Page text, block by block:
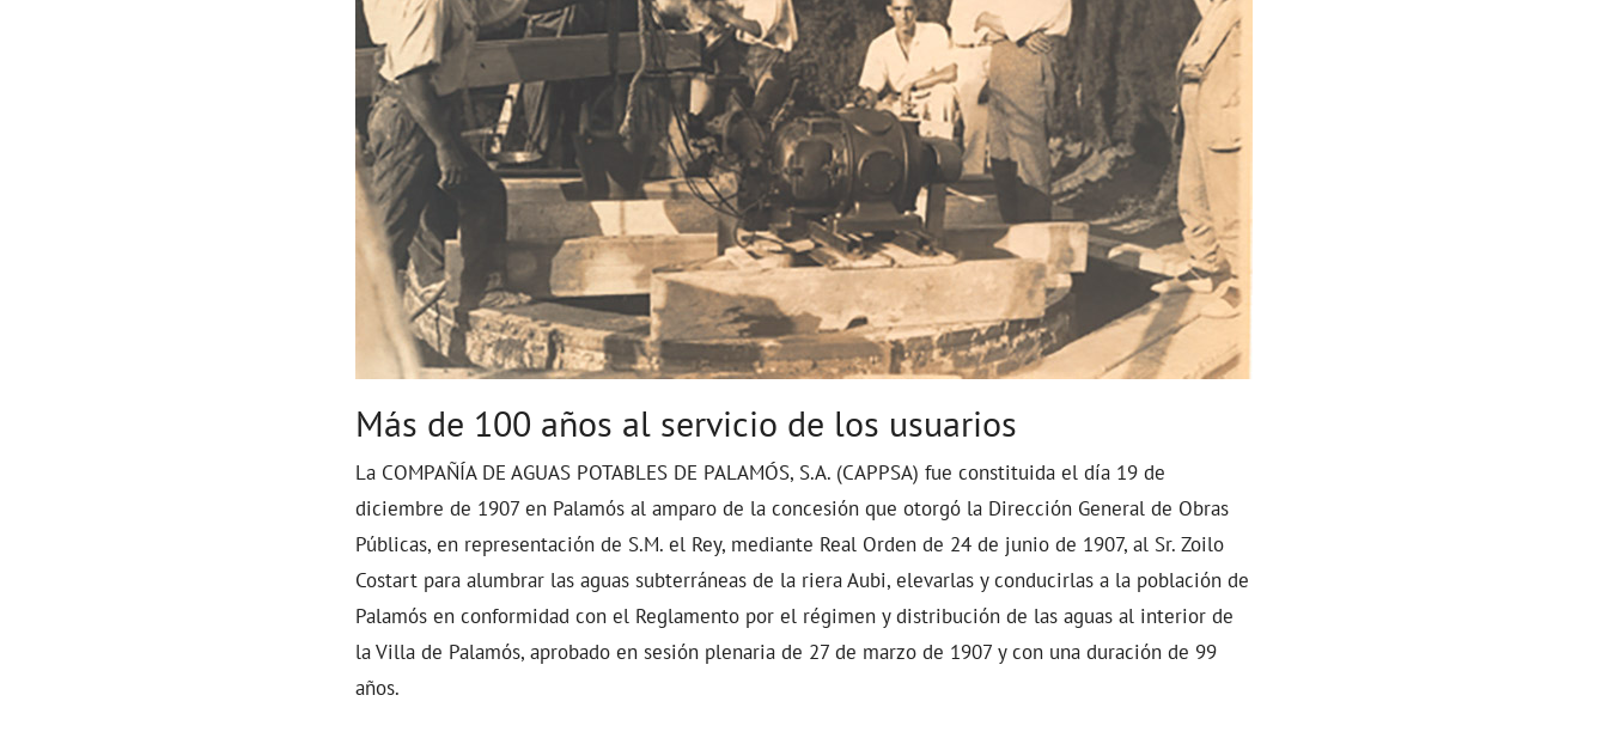
Más de 100 años al servicio de los usuarios
La COMPAÑÍA DE AGUAS POTABLES DE PALAMÓS, S.A. (CAPPSA) fue constituida el día 19 de
diciembre de 1907 en Palamós al amparo de la concesión que otorgó la Dirección General de Obras
Públicas, en representación de S.M. el Rey, mediante Real Orden de 24 de junio de 1907, al Sr. Zoilo
Costart para alumbrar las aguas subterráneas de la riera Aubi, elevarlas y conducirlas a la población de
Palamós en conformidad con el Reglamento por el régimen y distribución de las aguas al interior de
la Villa de Palamós, aprobado en sesión plenaria de 27 de marzo de 1907 y con una duración de 99
años.